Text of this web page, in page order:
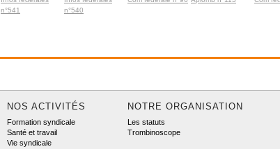
n°541
n°540
NOS ACTIVITÉS
Formation syndicale
Santé et travail
Vie syndicale
NOTRE ORGANISATION
Les statuts
Trombinoscope